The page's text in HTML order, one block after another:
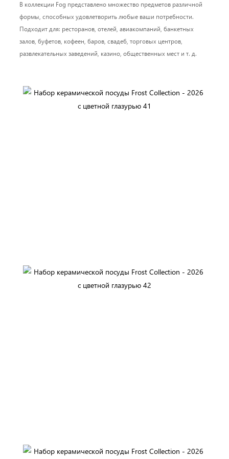
В коллекции Fog представлено множество предметов различной
формы, способных удовлетворить любые ваши потребности.
Подходит для: ресторанов, отелей, авиакомпаний, банкетных
залов, буфетов, кофеен, баров, свадеб, торговых центров,
развлекательных заведений, казино, общественных мест и т. д.